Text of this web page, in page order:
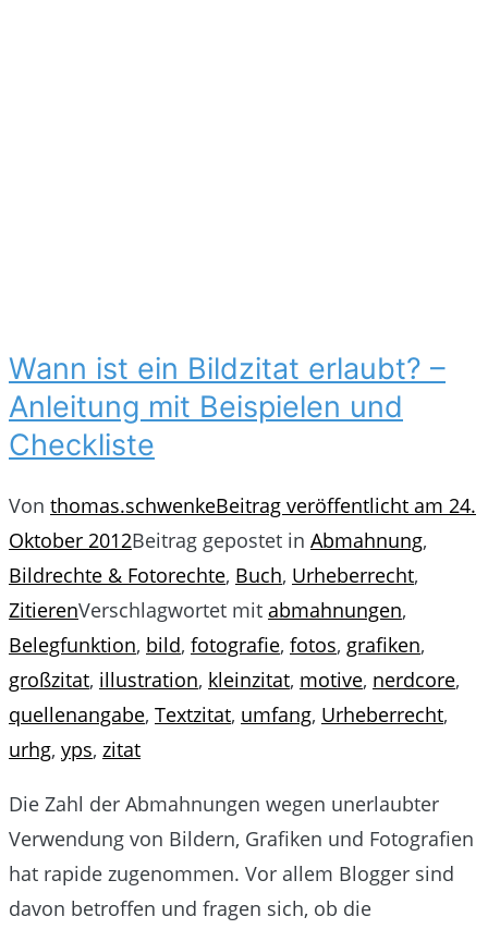
Wann ist ein Bildzitat erlaubt? –
Anleitung mit Beispielen und
Checkliste
Von thomas.schwenkeBeitrag veröffentlicht am 24.
Oktober 2012Beitrag gepostet in Abmahnung,
Bildrechte & Fotorechte, Buch, Urheberrecht,
ZitierenVerschlagwortet mit abmahnungen,
Belegfunktion, bild, fotografie, fotos, grafiken,
großzitat, illustration, kleinzitat, motive, nerdcore,
quellenangabe, Textzitat, umfang, Urheberrecht,
urhg, yps, zitat
Die Zahl der Abmahnungen wegen unerlaubter
Verwendung von Bildern, Grafiken und Fotografien
hat rapide zugenommen. Vor allem Blogger sind
davon betroffen und fragen sich, ob die